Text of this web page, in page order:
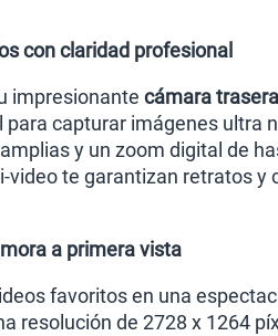
con claridad profesional
impresionante cámara
para capturar imágenes
y un zoom digital de
te garantizan retratos y
a primera vista
favoritos en una
resolución de 2728 x 1264